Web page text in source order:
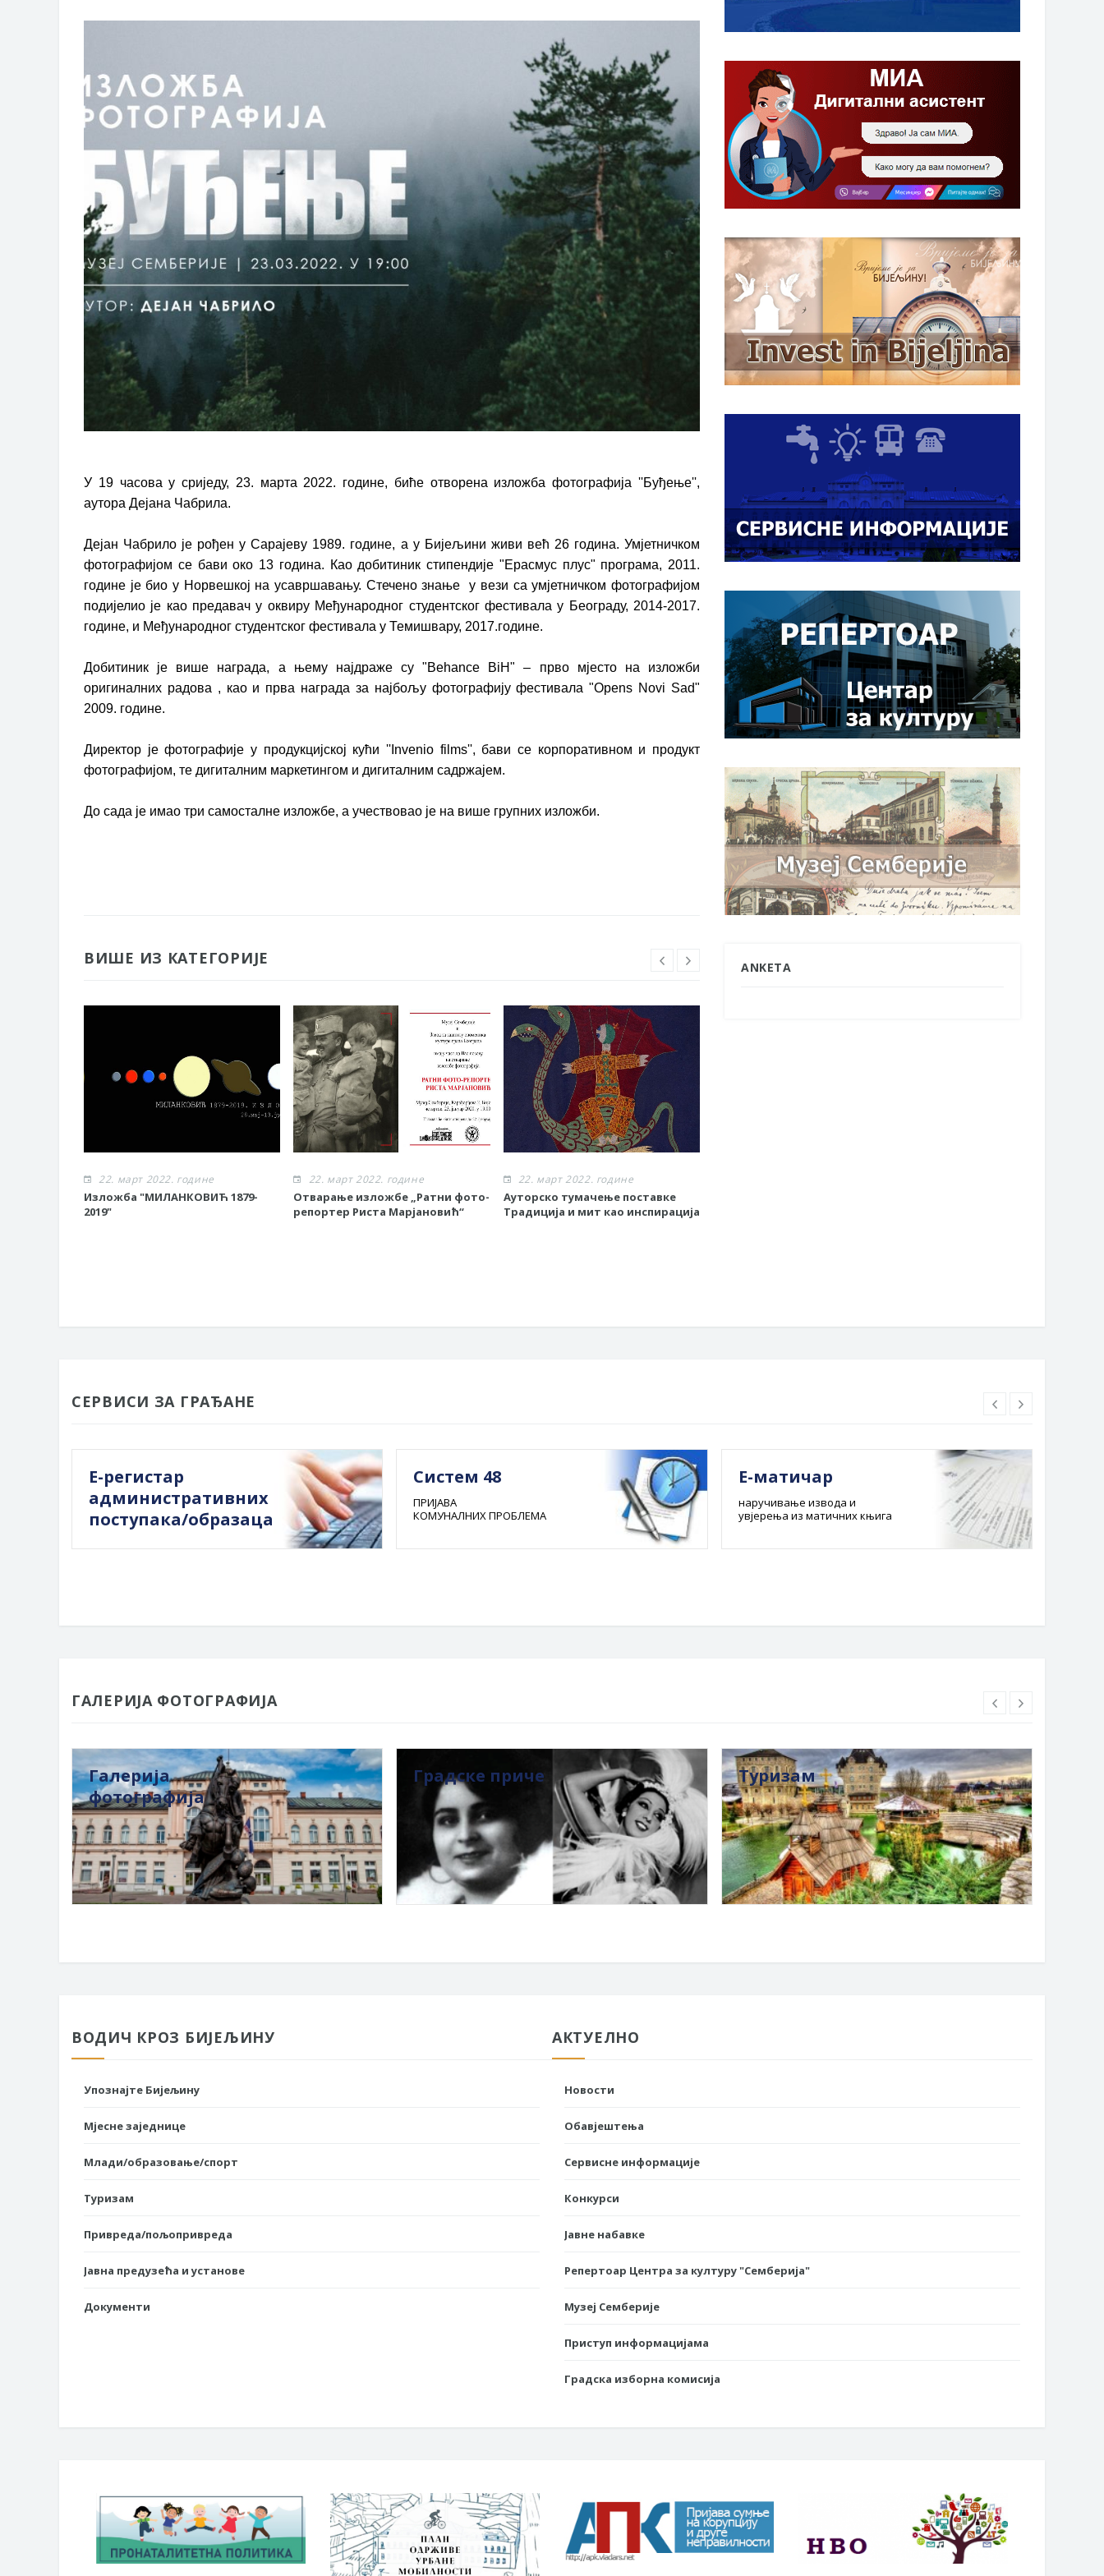
Oд 27. јула пријем захтјева за новчану помоћ за набавку школског прибора основцима
Обрасци захтјева за регресирано гориво доступни од 13. марта до 15. новембра
Захтјев за издавање ПОНОСНЕ КАРТИЦЕ
Обавјештење о забрани саобраћаја 6. и 7. августа
У 19 часова у сриједу, 23. марта 2022. године, биће отворена изложба фотографија ''Буђење'',
аутора Дејана Чабрила.
Дејан Чабрило је рођен у Сарајеву 1989. године, а у Бијељини живи већ 26 година. Умјетничком
фотографијом се бави око 13 година. Као добитиник стипендије "Ерасмус плус" програма, 2011.
године је био у Норвешкој на усавршавању. Стечено знање у вези са умјетничком фотографијом
подијелио је као предавач у оквиру Међународног студентског фестивала у Београду, 2014-2017.
године, и Међународног студентског фестивала у Темишвару, 2017.године.
Добитиник је више награда, а њему најдраже су "Behance BiH" – прво мјесто на изложби
оригиналних радова , као и прва награда за најбољу фотографију фестивала "Opens Novi Sad"
2009. године.
Директор је фотографије у продукцијској кући ''Invenio films'', бави се корпоративном и продукт
фотографијом, те дигиталним маркетингом и дигиталним садржајем.
До сада је имао три самосталне изложбе, а учествовао је на више групних изложби.
ВИШЕ ИЗ КАТЕГОРИЈЕ
22. март 2022. године
Изложба "МИЛАНКОВИЋ 1879-
2019"
22. март 2022. године
Отварање изложбе „Ратни фото-
репортер Риста Марјановић“
22. март 2022. године
Ауторско тумачење поставке
Традиција и мит као инспирација
ANKETA
СЕРВИСИ ЗА ГРАЂАНЕ
Е-регистар
административних
поступака/образаца
Систем 48
ПРИЈАВА
КОМУНАЛНИХ ПРОБЛЕМА
Е-матичар
наручивање извода и
увјерења из матичних књига
ГАЛЕРИЈА ФОТОГРАФИЈА
Галерија
фотографија
Градске приче Туризам
ВОДИЧ КРОЗ БИЈЕЉИНУ
Упознајте Бијељину
Мјесне заједнице
Млади/образовање/спорт
Туризам
Привреда/пољопривреда
Јавна предузећа и установе
Документи
АКТУЕЛНО
Новости
Обавјештења
Сервисне информације
Конкурси
Јавне набавке
Репертоар Центра за културу "Семберија"
Музеј Семберије
Приступ информацијама
Градска изборна комисија